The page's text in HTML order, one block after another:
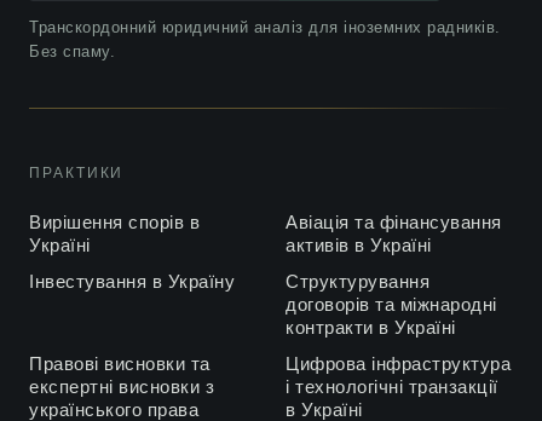
Транскордонний юридичний аналіз для іноземних радників.
Без спаму.
ПРАКТИКИ
Вирішення спорів в
Україні
Авіація та фінансування
активів в Україні
Інвестування в Україну
Структурування
договорів та міжнародні
контракти в Україні
Правові висновки та
експертні висновки з
українського права
Цифрова інфраструктура
і технологічні транзакції
в Україні